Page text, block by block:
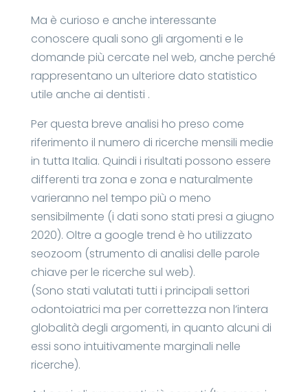
Ma è curioso e anche interessante
conoscere quali sono gli argomenti e le
domande più cercate nel web, anche perché
rappresentano un ulteriore dato statistico
utile anche ai dentisti .
Per questa breve analisi ho preso come
riferimento il numero di ricerche mensili medie
in tutta Italia. Quindi i risultati possono essere
differenti tra zona e zona e naturalmente
varieranno nel tempo più o meno
sensibilmente (i dati sono stati presi a giugno
2020). Oltre a google trend è ho utilizzato
seozoom (strumento di analisi delle parole
chiave per le ricerche sul web).
(Sono stati valutati tutti i principali settori
odontoiatrici ma per correttezza non l’intera
globalità degli argomenti, in quanto alcuni di
essi sono intuitivamente marginali nelle
ricerche).